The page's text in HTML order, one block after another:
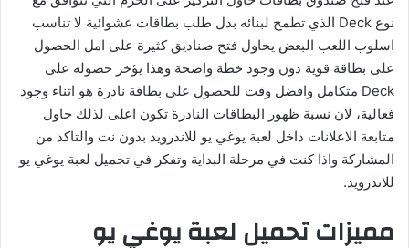
نوع Deck الذي تطمح لبنائه بدل طلب بطاقات عشوائية لا تناسب
اسلوب اللعب البعض يحاول فتح صناديق كثيرة على امل الحصول
على بطاقة قوية دون وجود خطة واضحة وهذا يؤخر حصوله على
Deck متكامل وافضل وقت للحصول على بطاقة نادرة هو اثناء وجود
فعالية، لان نسبة ظهور البطاقات النادرة تكون اعلى لذلك حاول
متابعة الاعلانات داخل لعبة يوغي يو للاندرويد بدون نت والتاكد من
المشاركة واذا كنت في مرحلة البداية وتفكر في تحميل لعبة يوغي يو
للاندرويد.
مميزات تحميل لعبة يوغي يو